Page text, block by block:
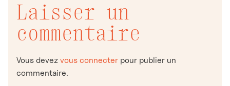
Laisser un
commentaire
Vous devez vous connecter pour publier un
commentaire.